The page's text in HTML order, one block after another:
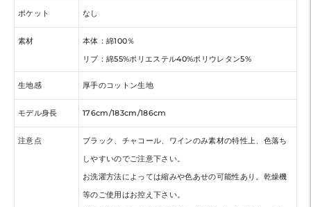
ポケット なし
素材
本体：綿100％
リブ：綿55%ポリエステル40%ポリウレタン5%
生地感 厚手のコットン生地
モデル身長 176cm/183cm/186cm
注意点
ブラック、チャコール、ワインのみ素材の特性上、色落ち
しやすいのでご注意下さい。
お洗濯方法によっては縮みや色あせの可能性あり。乾燥機
等のご使用はお控え下さい。